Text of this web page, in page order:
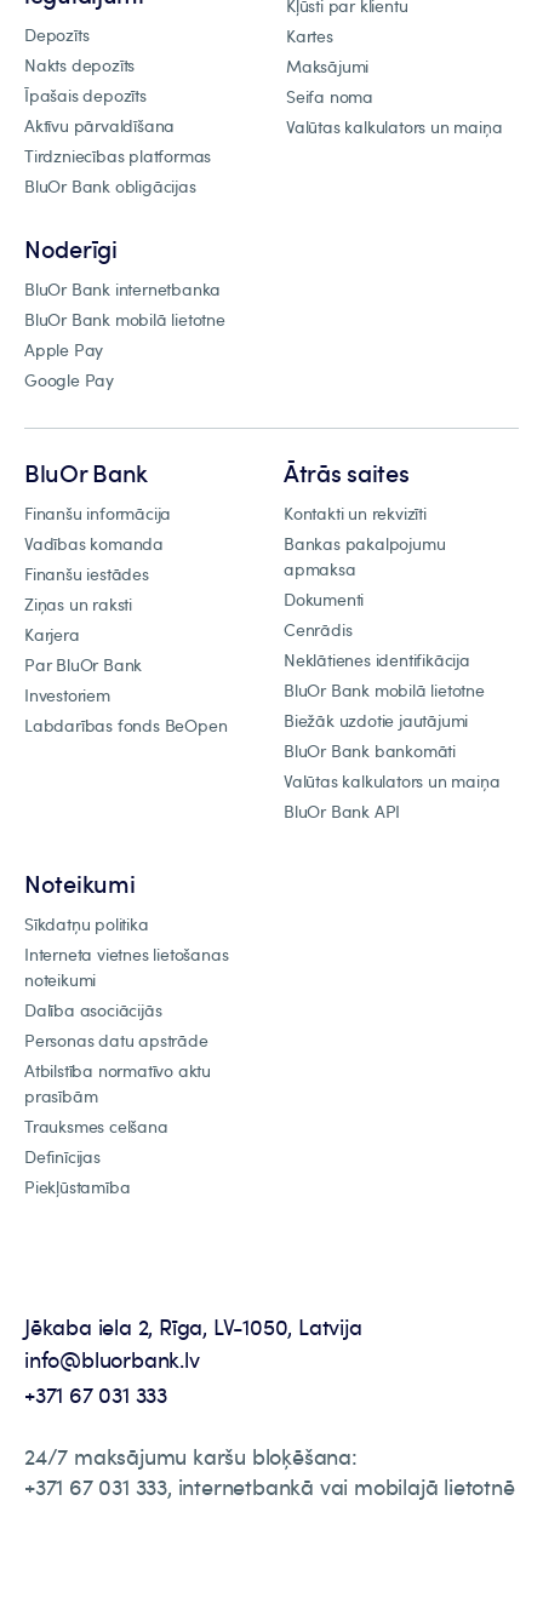
Depozīts
Nakts depozīts
Īpašais depozīts
Aktīvu pārvaldīšana
Tirdzniecības platformas
BluOr Bank obligācijas
Kļūsti par klientu
Kartes
Maksājumi
Seifa noma
Valūtas kalkulators un maiņa
Noderīgi
BluOr Bank internetbanka
BluOr Bank mobilā lietotne
Apple Pay
Google Pay
BluOr Bank
Finanšu informācija
Vadības komanda
Finanšu iestādes
Ziņas un raksti
Karjera
Par BluOr Bank
Investoriem
Labdarības fonds BeOpen
Ātrās saites
Kontakti un rekvizīti
Bankas pakalpojumu
apmaksa
Dokumenti
Cenrādis
Neklātienes identifikācija
BluOr Bank mobilā lietotne
Biežāk uzdotie jautājumi
BluOr Bank bankomāti
Valūtas kalkulators un maiņa
BluOr Bank API
Noteikumi
Sīkdatņu politika
Interneta vietnes lietošanas
noteikumi
Dalība asociācijās
Personas datu apstrāde
Atbilstība normatīvo aktu
prasībām
Trauksmes celšana
Definīcijas
Piekļūstamība
Jēkaba iela 2, Rīga, LV-1050, Latvija
info@bluorbank.lv
+371 67 031 333
24/7 maksājumu karšu bloķēšana:
+371 67 031 333, internetbankā vai mobilajā lietotnē